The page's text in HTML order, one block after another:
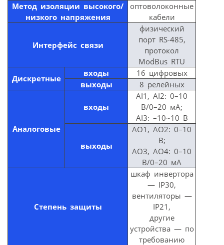
Метод изоляции высокого/
низкого напряжения
оптоволоконные
кабели
Интерфейс связи
физический
порт RS-485,
протокол
ModBus RTU
Дискретные
входы
16 цифровых
выходы
8 релейных
Аналоговые
входы
AI1, AI2: 0–10
В/0–20 мА;
AI3: –10~10 В
выходы
AO1, AO2: 0–10
В;
AO3, AO4: 0–10
В/0–20 мА
Степень защиты
шкаф инвертора
— IP30,
вентиляторы —
IP21,
другие
устройства — по
требованию